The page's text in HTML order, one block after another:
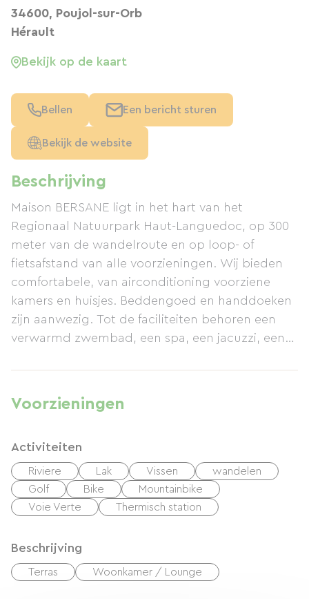
Beschrijving
Maison BERSANE ligt in het hart van het
Regionaal Natuurpark Haut-Languedoc, op 300
meter van de wandelroute en op loop- of
fietsafstand van alle voorzieningen. Wij bieden
comfortabele, van airconditioning voorziene
kamers en huisjes. Beddengoed en handdoeken
zijn aanwezig. Tot de faciliteiten behoren een
verwarmd zwembad, een spa, een jacuzzi, een
alle gezondheids- en veiligheidsprotocollen. Het
hele jaar geopend.
Voorzieningen
Activiteiten
Riviere Lak Vissen
wandelen
Golf
Bike
Mountainbike
Voie Verte
Thermisch station
Beschrijving
Terras Woonkamer / Lounge
34600, Poujol-sur-Orb
Hérault
Bekijk op de kaart
Bellen Een bericht sturen
Bekijk de website